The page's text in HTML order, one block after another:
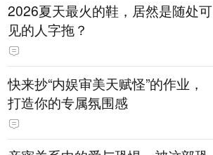
2026夏天最火的鞋，居然是随处可
见的人字拖？
快来抄“内娱审美天赋怪”的作业，
打造你的专属氛围感